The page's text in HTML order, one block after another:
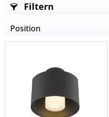
Filtern